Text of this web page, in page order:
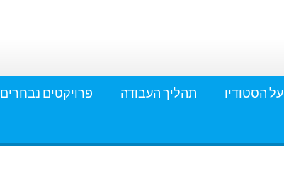
על הסטודיו תהליך העבודה פרויקטים נבחרים